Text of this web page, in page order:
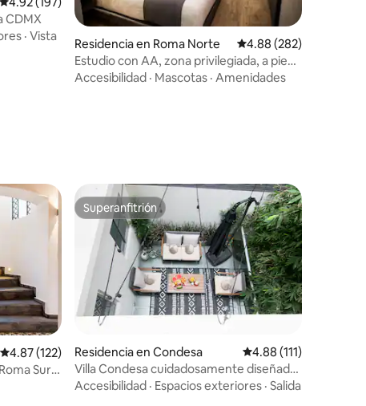
CDMX
· Vista Residencia en Roma Norte Calificación promedio:
4.88 (282)
Estudio con AA, zona privilegiada, a pie
de todo, planta baja
Accesibilidad · Mascotas · Amenidades
Calificación promedio: 4.87 de 5; 122 evaluaciones
4.87 (122)
Sur •
Superanfitrión
Superanfitrión
Residencia en Condesa Calificación promedio:
4.88 (111)
Villa Condesa cuidadosamente diseñada
con aire acondicionado y terrazas
Accesibilidad · Espacios exteriores · Salida